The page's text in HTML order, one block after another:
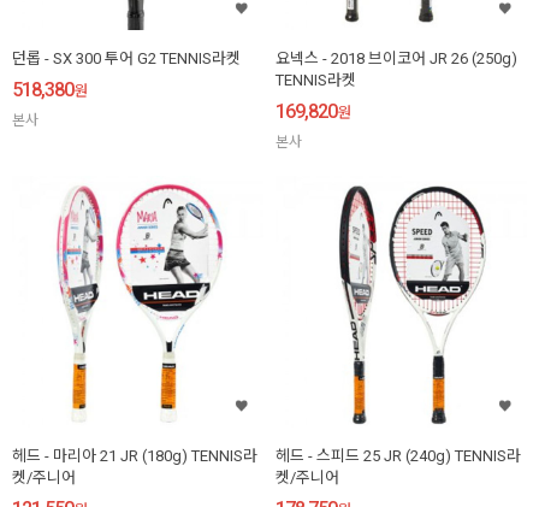
던롭 - SX 300 투어 G2 TENNIS라켓
518,380원
본사
요넥스 - 2018 브이코어 JR 26 (250g)
TENNIS라켓
169,820원
본사
헤드 - 마리아 21 JR (180g) TENNIS라
켓/주니어
헤드 - 스피드 25 JR (240g) TENNIS라
켓/주니어